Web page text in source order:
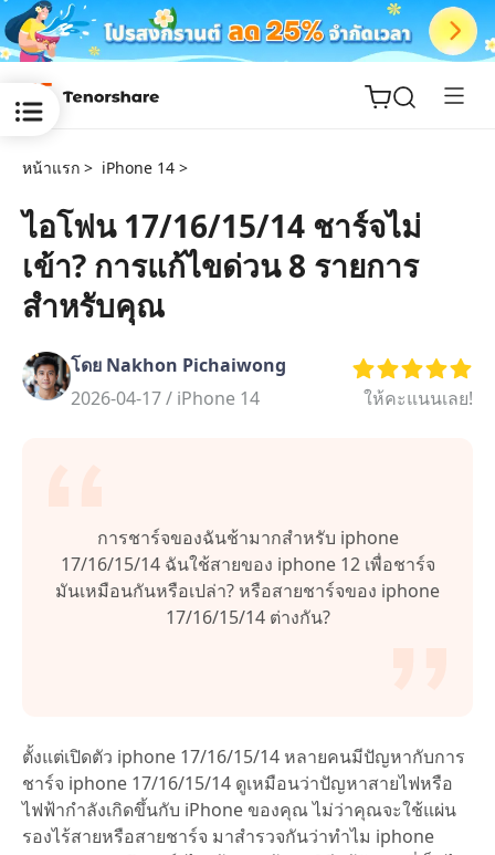
ReiBoot
for iOS
Tenorshare
PDNob
New
หน้าแรก > iPhone 14 >
ไอโฟน 17/16/15/14 ชาร์จไม่
เข้า? การแก้ไขด่วน 8 รายการ
สำหรับคุณ
โดย Nakhon Pichaiwong
2026-04-17 / iPhone 14 ให้คะแนนเลย!
การชาร์จของฉันช้ามากสำหรับ iphone
17/16/15/14 ฉันใช้สายของ iphone 12 เพื่อชาร์จ
มันเหมือนกันหรือเปล่า? หรือสายชาร์จของ iphone
17/16/15/14 ต่างกัน?
ตั้งแต่เปิดตัว iphone 17/16/15/14 หลายคนมีปัญหากับการ
ชาร์จ iphone 17/16/15/14 ดูเหมือนว่าปัญหาสายไฟหรือ
ไฟฟ้ากำลังเกิดขึ้นกับ iPhone ของคุณ ไม่ว่าคุณจะใช้แผ่น
รองไร้สายหรือสายชาร์จ มาสำรวจกันว่าทำไม iphone